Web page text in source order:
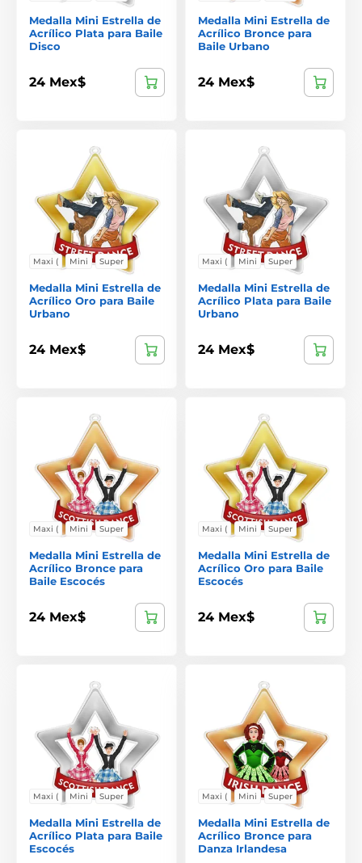
Medalla Mini Estrella de
Acrílico Plata para Baile
Disco
24 Mex$
Medalla Mini Estrella de
Acrílico Bronce para
Baile Urbano
24 Mex$
Maxi ( Mini Super
Medalla Mini Estrella de
Acrílico Oro para Baile
Urbano
24 Mex$
Maxi ( Mini Super
Medalla Mini Estrella de
Acrílico Plata para Baile
Urbano
24 Mex$
Maxi ( Mini Super
Medalla Mini Estrella de
Acrílico Bronce para
Baile Escocés
24 Mex$
Maxi ( Mini Super
Medalla Mini Estrella de
Acrílico Oro para Baile
Escocés
24 Mex$
Maxi ( Mini Super
Medalla Mini Estrella de
Acrílico Plata para Baile
Escocés
Maxi ( Mini Super
Medalla Mini Estrella de
Acrílico Bronce para
Danza Irlandesa